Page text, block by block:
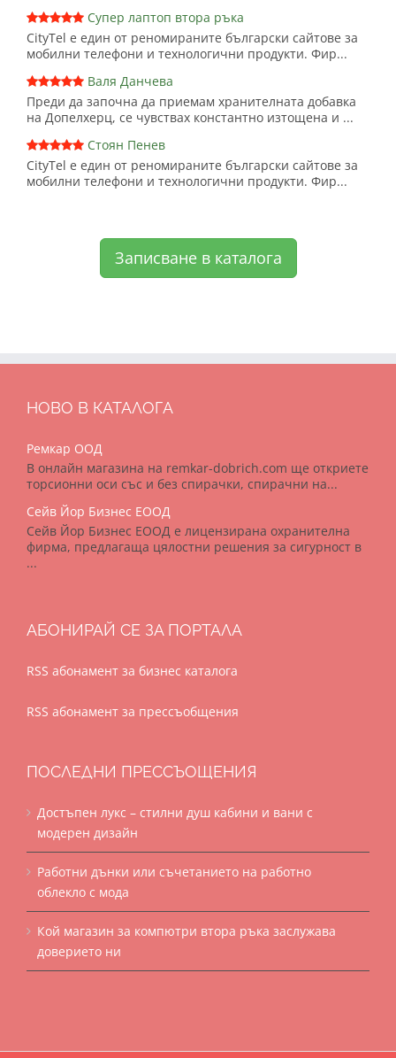
Супер лаптоп втора ръка
CityTel е един от реномираните български сайтове за
мобилни телефони и технологични продукти. Фир...
Валя Данчева
Преди да започна да приемам хранителната добавка
на Допелхерц, се чувствах константно изтощена и ...
Стоян Пенев
CityTel е един от реномираните български сайтове за
мобилни телефони и технологични продукти. Фир...
Записване в каталога
НОВО В КАТАЛОГА
Ремкар ООД
В онлайн магазина на remkar-dobrich.com ще откриете
торсионни оси със и без спирачки, спирачни на...
Сейв Йор Бизнес ЕООД
Сейв Йор Бизнес ЕООД е лицензирана охранителна
фирма, предлагаща цялостни решения за сигурност в
...
АБОНИРАЙ СЕ ЗА ПОРТАЛА
RSS абонамент за бизнес каталога
RSS абонамент за прессъобщения
ПОСЛЕДНИ ПРЕССЪОЩЕНИЯ
Достъпен лукс – стилни душ кабини и вани с
модерен дизайн
Работни дънки или съчетанието на работно
облекло с мода
Кой магазин за компютри втора ръка заслужава
доверието ни